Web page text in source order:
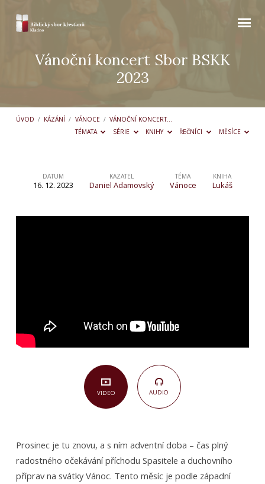
Vánoční koncert Sbor BSKK
2023
ÚVOD / KÁZÁNÍ / VÁNOCE / VÁNOČNÍ KONCERT…
TÉMATA
SÉRIE KNIHY ŘEČNÍCI MĚSÍCE
Vánoční
DATUM
16. 12. 2023
KAZATEL
Daniel Adamovský
TÉMA
Vánoce
KNIHA
Lukáš
VIDEO AUDIO
Prosinec je tu znovu, a s ním adventní doba – čas plný
radostného očekávání příchodu Spasitele a duchovního
příprav na svátky Vánoc. Tento měsíc je podle západní